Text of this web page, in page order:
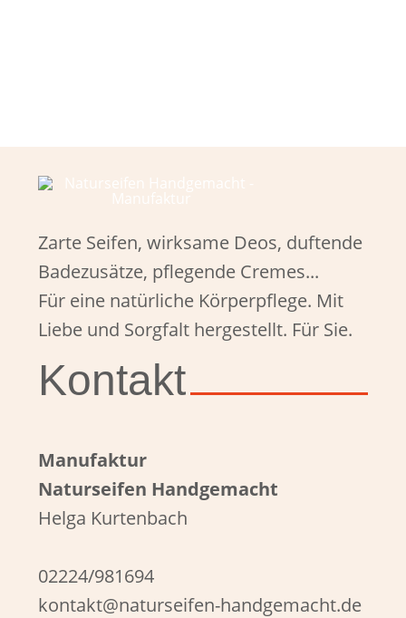
Zarte Seifen, wirksame Deos, duftende
Badezusätze, pflegende Cremes...
Für eine natürliche Körperpflege. Mit
Liebe und Sorgfalt hergestellt. Für Sie.
Kontakt
Manufaktur
Naturseifen Handgemacht
Helga Kurtenbach
02224/981694
kontakt@naturseifen-handgemacht.de